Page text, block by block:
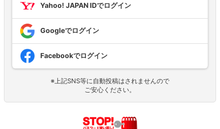
Yahoo! JAPAN IDでログイン
Googleでログイン
Facebookでログイン
※上記SNS等に自動投稿はされませんので
ご安心ください。